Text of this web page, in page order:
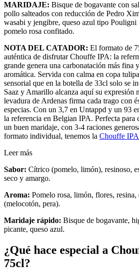
MARIDAJE: Bisque de bogavante con
pollo salteados con reducción de Pedro
wasabi y jengibre, queso azul tipo Pouligni
pomelo rosa confitado.
NOTA DEL CATADOR: El formato de
auténtica de disfrutar Chouffe IPA: la
grande genera una carbonatación más fina
aromática. Servida con calma en copa
sensorial que en la botella de 33cl solo se
Saaz y Amarillo alcanza aquí su expresión
levadura de Ardenas firma cada trago con
especias. Con un 3,7 en Untappd y un 93
la referencia en Belgian IPA. Perfecta para
un buen maridaje, con 3-4 raciones
formato individual, tenemos la Chouffe
Leer más
Sabor: Cítrico (pomelo, limón), resinoso,
seco y amargo.
Aroma: Pomelo rosa, limón, flores, resina,
(melocotón, pera).
Maridaje rápido: Bisque de bogavante,
picante, queso azul.
¿Qué hace especial a
75cl?